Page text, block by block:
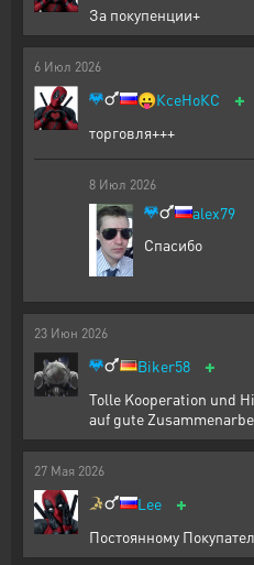
За покупенции+
6 Июл 2026
😛КсеНоКС +
торговля+++
8 Июл 2026
alex79
Спасибо
23 Июн 2026
Biker58 +
Tolle Kooperation und
auf gute
27 Мая 2026
Lee +
Постоянному